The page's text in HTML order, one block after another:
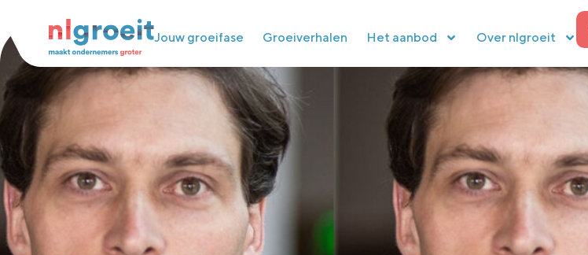
Jouw groeifase Groeiverhalen Het aanbod Over nlgroeit